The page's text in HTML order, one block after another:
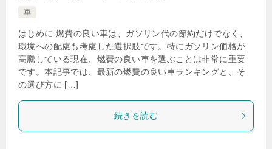
車
はじめに 燃費の良い車は、ガソリン代の節約だけでなく、
環境への配慮も考慮した選択肢です。特にガソリン価格が
高騰している現在、燃費の良い車を選ぶことは非常に重要
です。本記事では、最新の燃費の良い車ランキングと、そ
の選び方に […]
続きを読む